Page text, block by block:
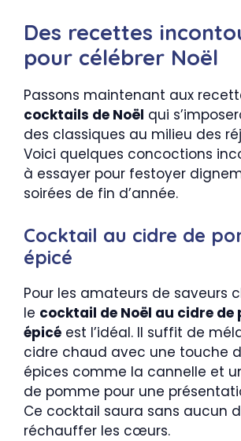
Des recettes
pour célébrer Noël
Passons maintenant aux
cocktails de Noël qui
des classiques au milieu des
Voici quelques concoctions
à essayer pour festoyer
soirées de fin d’année.
Cocktail au cidre de
épicé
Pour les amateurs de saveurs
le cocktail de Noël au cidre de
épicé est l’idéal. Il suffit de
cidre chaud avec une touche
épices comme la cannelle et
de pomme pour une
Ce cocktail saura sans aucun
réchauffer les cœurs.